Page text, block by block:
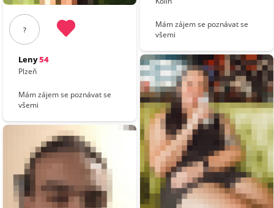
?
Leny54
Plzeň
Mám zájem se poznávat se
všemi
Mám zájem se poznávat se
všemi